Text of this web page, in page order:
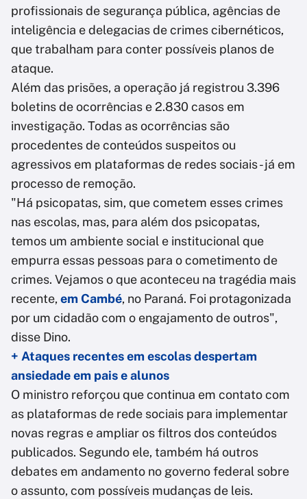
profissionais de segurança pública, agências de
inteligência e delegacias de crimes cibernéticos,
que trabalham para conter possíveis planos de
ataque.
Além das prisões, a operação já registrou 3.396
boletins de ocorrências e 2.830 casos em
investigação. Todas as ocorrências são
procedentes de conteúdos suspeitos ou
agressivos em plataformas de redes sociais - já em
processo de remoção.
"Há psicopatas, sim, que cometem esses crimes
nas escolas, mas, para além dos psicopatas,
temos um ambiente social e institucional que
empurra essas pessoas para o cometimento de
crimes. Vejamos o que aconteceu na tragédia mais
recente, em Cambé, no Paraná. Foi protagonizada
por um cidadão com o engajamento de outros",
disse Dino.
+ Ataques recentes em escolas despertam
ansiedade em pais e alunos
O ministro reforçou que continua em contato com
as plataformas de rede sociais para implementar
novas regras e ampliar os filtros dos conteúdos
publicados. Segundo ele, também há outros
debates em andamento no governo federal sobre
o assunto, com possíveis mudanças de leis.